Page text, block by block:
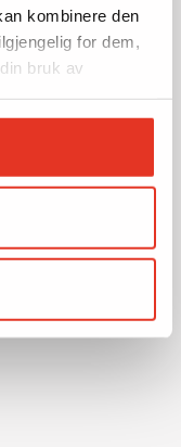
kombinere den
for dem,
bruk av